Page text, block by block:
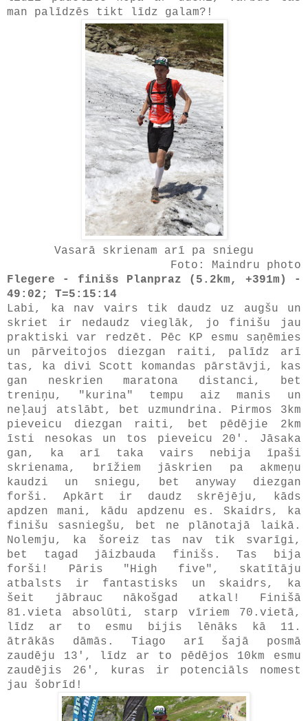
man palīdzēs tikt līdz galam?!
Vasarā skrienam arī pa sniegu
Foto: Maindru photo
Flegere - finišs Planpraz (5.2km, +391m) -
49:02; T=5:15:14
Labi, ka nav vairs tik daudz uz augšu un
skriet ir nedaudz vieglāk, jo finišu jau
praktiski var redzēt. Pēc KP esmu saņēmies
un pārveitojos diezgan raiti, palīdz arī
tas, ka divi Scott komandas pārstāvji, kas
gan neskrien maratona distanci, bet
treniņu, "kurina" tempu aiz manis un
neļauj atslābt, bet uzmundrina. Pirmos 3km
pieveicu diezgan raiti, bet pēdējie 2km
īsti nesokas un tos pieveicu 20'. Jāsaka
gan, ka arī taka vairs nebija īpaši
skrienama, brīžiem jāskrien pa akmeņu
kaudzi un sniegu, bet anyway diezgan
forši. Apkārt ir daudz skrējēju, kāds
apdzen mani, kādu apdzenu es. Skaidrs, ka
finišu sasniegšu, bet ne plānotajā laikā.
Nolemju, ka šoreiz tas nav tik svarīgi,
bet tagad jāizbauda finišs. Tas bija
forši! Pāris "High five", skatītāju
atbalsts ir fantastisks un skaidrs, ka
šeit jābrauc nākošgad atkal! Finišā
81.vieta absolūti, starp vīriem 70.vietā,
līdz ar to esmu bijis lēnāks kā 11.
ātrākās dāmās. Tiago arī šajā posmā
zaudēju 13', līdz ar to pēdējos 10km esmu
zaudējis 26', kuras ir potenciāls nomest
jau šobrīd!